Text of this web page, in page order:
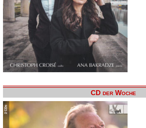
CD der Woche